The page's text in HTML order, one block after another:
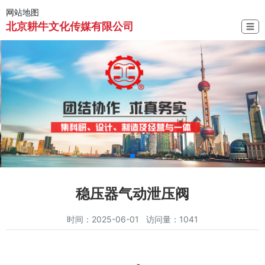
网站地图
北京耕牛文化传媒有限公司 ☰
稳压器气动泄压阀
时间：2025-06-01 访问量：1041